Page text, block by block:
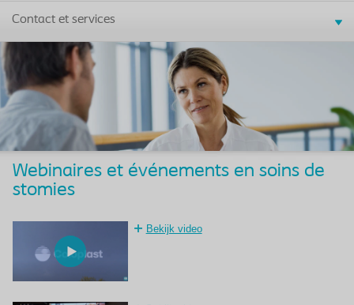
Contact et services
Webinaires et événements en soins de
stomies
Bekijk video